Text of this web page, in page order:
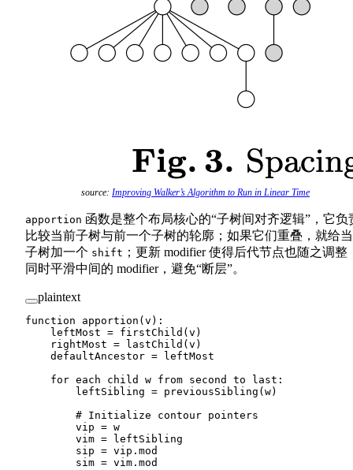
source: Improving Walker’s Algorithm to Run in Linear Time
apportion 函数是整个布局核心的“子树间对齐逻辑”，它负
比较当前子树与前一个子树的轮廓；如果它们重叠，就给
子树加一个 shift ；更新 modifier 使得后代节点也随之调整
同时平滑中间的 modifier，避免“断层”。
plaintext
function apportion(v):
    leftMost = firstChild(v)
    rightMost = lastChild(v)
    defaultAncestor = leftMost
    for each child w from second to last:
        leftSibling = previousSibling(w)
        # Initialize contour pointers
        vip = w
        vim = leftSibling
        sip = vip.mod
        sim = vim.mod